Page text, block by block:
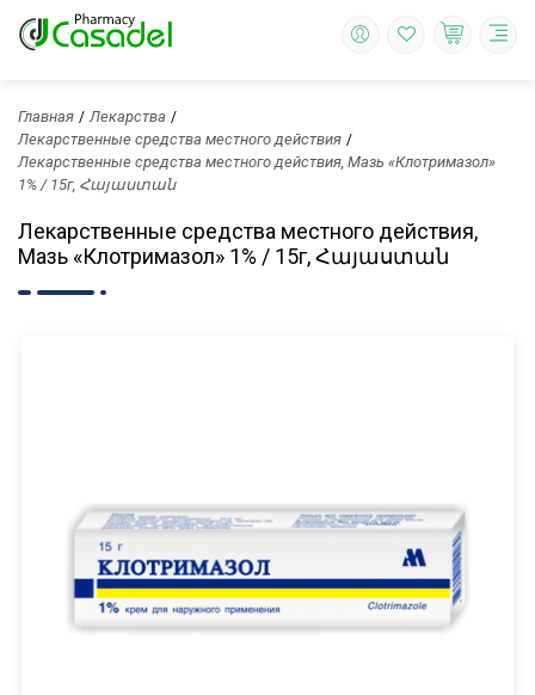
Главная
Лекарства
Лекарственные средства местного действия
Лекарственные средства местного действия, Мазь «Клотримазол»
1% / 15г, Հայաստան
Лекарственные средства местного действия,
Мазь «Клотримазол» 1% / 15г, Հայաստան